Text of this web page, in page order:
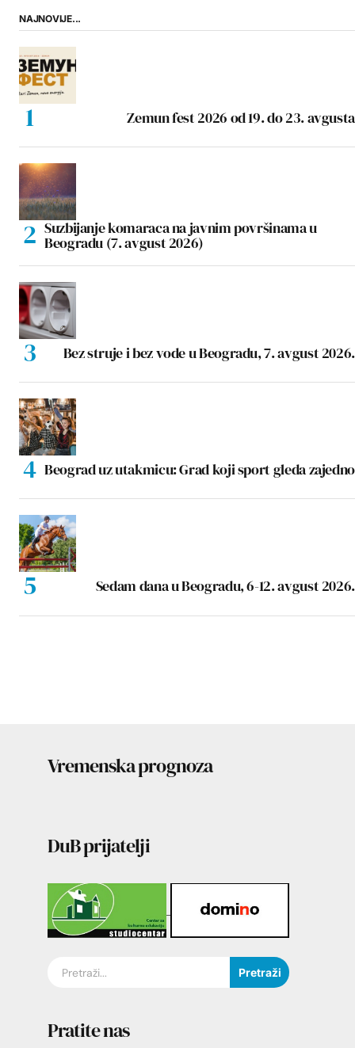
NAJNOVIJE...
Zemun fest 2026 od 19. do 23. avgusta
Suzbijanje komaraca na javnim površinama u
Beogradu (7. avgust 2026)
Bez struje i bez vode u Beogradu, 7. avgust 2026.
Beograd uz utakmicu: Grad koji sport gleda zajedno
Sedam dana u Beogradu, 6-12. avgust 2026.
Vremenska prognoza
DuB prijatelji
Pretraži
Pratite nas